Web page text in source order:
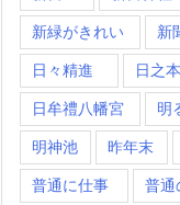
新緑がきれい 新
日々精進 日之
日牟禮八幡宮 明
明神池 昨年末
普通に仕事 普通